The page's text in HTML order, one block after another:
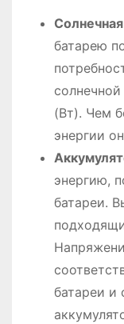
батарею
(Вт). Чем
энергии
энергию,
батареи.
батареи и